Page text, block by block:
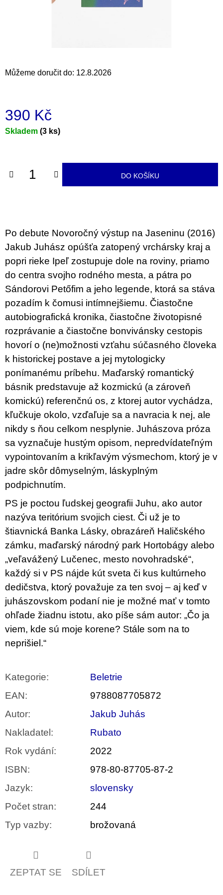
Můžeme doručit do: 12.8.2026
390 Kč
Měrná
Skladem (3 ks)
DO KOŠÍKU
Po debute Novoročný výstup na Jaseninu (2016)
Jakub Juhász opúšťa zatopený vrchársky kraj a
popri rieke Ipeľ zostupuje dole na roviny, priamo
do centra svojho rodného mesta, a pátra po
Sándorovi Petőfim a jeho legende, ktorá sa stáva
pozadím k čomusi intímnejšiemu. Čiastočne
autobiografická kronika, čiastočne životopisné
rozprávanie a čiastočne bonvivánsky cestopis
hovorí o (ne)možnosti vzťahu súčasného človeka
k historickej postave a jej mytologicky
ponímanému príbehu. Maďarský romantický
básnik predstavuje až kozmickú (a zároveň
komickú) referenčnú os, z ktorej autor vychádza,
kľučkuje okolo, vzďaľuje sa a navracia k nej, ale
nikdy s ňou celkom nesplynie. Juhászova próza
sa vyznačuje hustým opisom, nepredvídateľným
vypointovaním a krikľavým výsmechom, ktorý je v
jadre skôr dômyselným, láskyplným
podpichnutím.
PS je poctou ľudskej geografii Juhu, ako autor
nazýva teritórium svojich ciest. Či už je to
štiavnická Banka Lásky, obrazáreň Haličského
zámku, maďarský národný park Hortobágy alebo
„veľavážený Lučenec, mesto novohradské“,
každý si v PS nájde kút sveta či kus kultúrneho
dedičstva, ktorý považuje za ten svoj – aj keď v
juhászovskom podaní nie je možné mať v tomto
ohľade žiadnu istotu, ako píše sám autor: „Čo ja
viem, kde sú moje korene? Stále som na to
neprišiel.“
Kategorie:
Beletrie
EAN:
9788087705872
Autor:
Jakub Juhás
Nakladatel :
Rubato
Rok vydání:
2022
ISBN:
978-80-87705-87-2
Jazyk:
slovensky
Počet stran:
244
Typ vazby: brožovaná
ZEPTAT SE SDÍLET
o
p
u
j
e
e
VÝVAR
NEJEN
ROMSKÉ
RECEPTY
PRO
SNESITELNĚJŠÍ
KLIMA
Kč
Původně:
350
Kč